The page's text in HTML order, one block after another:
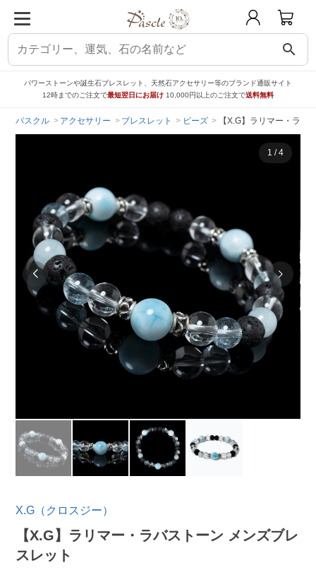
search
パワーストーンや誕生石ブレスレット、天然石アクセサリー等のブランド通販サイト
12時までのご注文で最短翌日にお届け 10,000円以上のご注文で送料無料
パスクル アクセサリー ブレスレット ビーズ 【X.G】ラリマー・ラバ
1 /4
X.G（クロスジー）
【X.G】ラリマー・ラバストーン メンズブレ
スレット